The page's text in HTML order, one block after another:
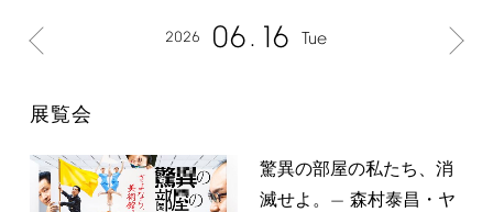
2026 06 16 Tue
展覧会
驚異の部屋の私たち、消
滅せよ。— 森村泰昌・ヤ